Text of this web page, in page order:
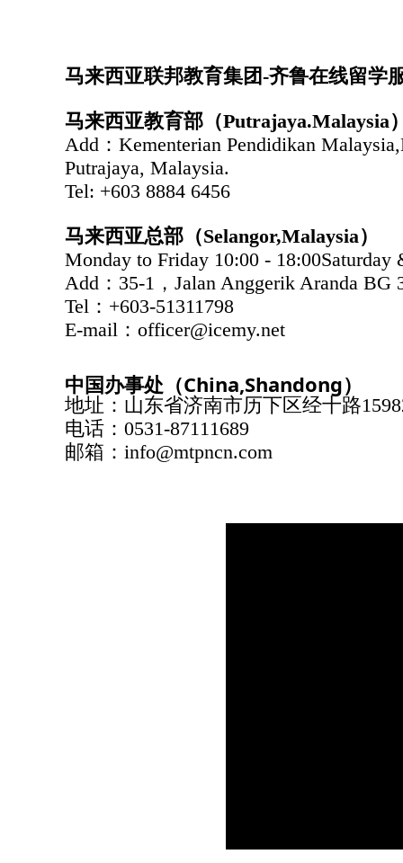
马来西亚联邦教育集团-齐鲁在线留学
马来西亚教育部（Putrajaya.Malaysia
Add：Kementerian Pendidikan
Putrajaya, Malaysia.
Tel: +603 8884 6456
马来西亚总部（Selangor,Malaysia）
Monday to Friday 10:00 -
Add：35-1，Jalan Anggerik Aranda BG
Tel：+603-51311798
E-mail：officer@icemy.net
中国办事处（China,Shandong）
地址：山东省济南市历下区经十路
电话：0531-87111689
邮箱：info@mtpncn.com